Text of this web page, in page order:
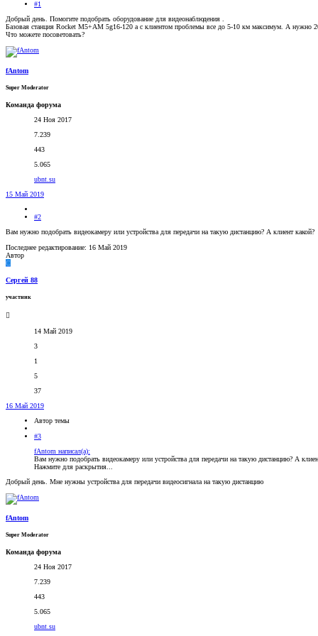
#1
Добрый день. Помогите подобрать оборудование для видеонаблюдения .
Базовая станция Rocket M5+AM 5g16-120 а с клиентом проблемы все до 5-10 км максимум. А нужно
Что можете посоветовать?
fAntom
Super Moderator
Команда форума
24 Ноя 2017
7.239
443
5.065
ubnt.su
15 Май 2019
#2
Вам нужно подобрать видеокамеру или устройства для передачи на такую дистанцию? А клиент какой?
Последнее редактирование: 16 Май 2019
Автор
С
Сергей 88
участник
14 Май 2019
3
1
5
37
16 Май 2019
Автор темы
#3
fAntom написал(а):
Вам нужно подобрать видеокамеру или устройства для передачи на такую дистанцию? А
Нажмите для раскрытия...
Добрый день. Мне нужны устройства для передачи видеосигнала на такую дистанцию
fAntom
Super Moderator
Команда форума
24 Ноя 2017
7.239
443
5.065
ubnt.su